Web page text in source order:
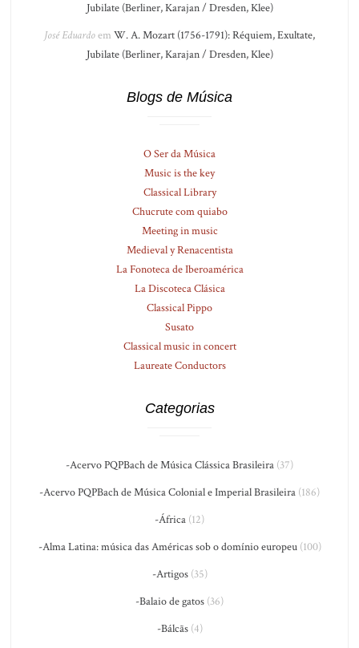
Jubilate (Berliner, Karajan / Dresden, Klee)
José Eduardoem W. A. Mozart (1756-1791): Réquiem, Exultate,
Jubilate (Berliner, Karajan / Dresden, Klee)
Blogs de Música
O Ser da Música
Music is the key
Classical Library
Chucrute com quiabo
Meeting in music
Medieval y Renacentista
La Fonoteca de Iberoamérica
La Discoteca Clásica
Classical Pippo
Susato
Classical music in concert
Laureate Conductors
Categorias
-Acervo PQPBach de Música Clássica Brasileira (37)
-Acervo PQPBach de Música Colonial e Imperial Brasileira (186)
-África (12)
-Alma Latina: música das Américas sob o domínio europeu(100)
-Artigos(35)
-Balaio de gatos (36)
-Bálcãs(4)